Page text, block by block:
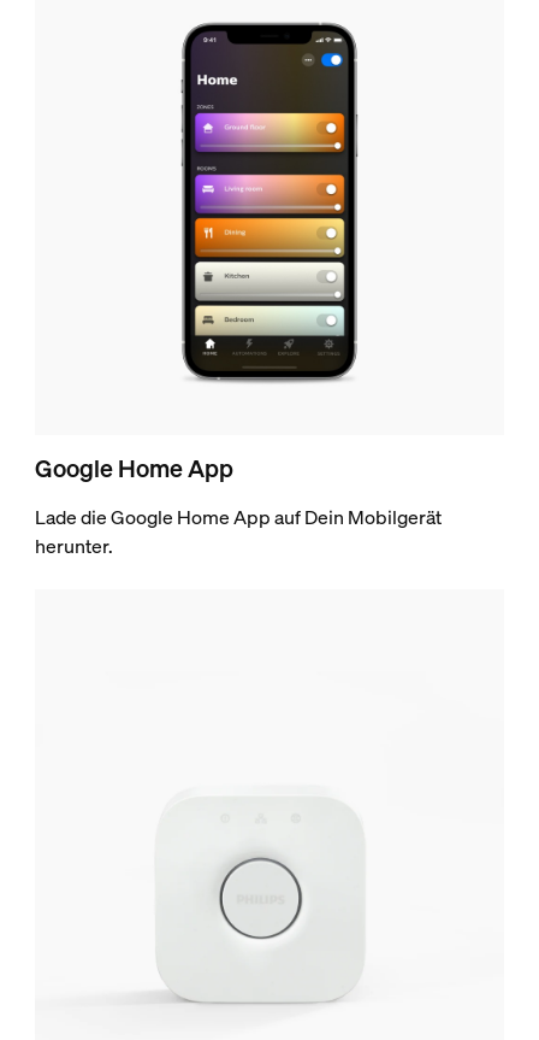
Google Home App
Lade die Google Home App auf Dein Mobilgerät
herunter.